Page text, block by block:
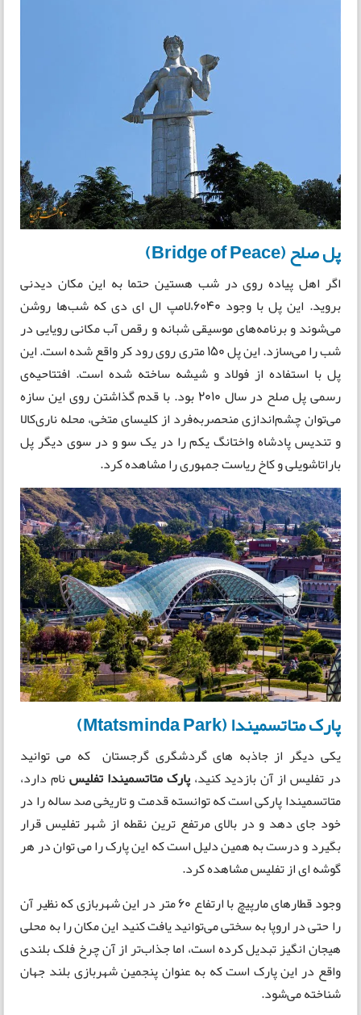
پل صلح (Bridge of Peace)
اگر اهل پیاده روی در شب هستین حتما به این مکان دیدنی
بروید. این پل با وجود 6040،لامپ ال ای دی که شب‌ها روشن
می‌شوند و برنامه‌های موسیقی شبانه و رقص آب مکانی رویایی در
شب را می‌سازد. این پل 150 متری روی رود کر واقع شده است. این
پل با استفاده از فولاد و شیشه ساخته شده است. افتتاحیه‌ی
رسمی پل صلح در سال 2010 بود. با قدم گذاشتن روی این سازه
می‌توان چشم‌اندازی منحصربه‌فرد از کلیسای متخی، محله‌ ناری‌کالا
و تندیس پادشاه واختانگ یکم را در یک سو و در سوی دیگر پل
باراتاشویلی و کاخ ریاست جمهوری را مشاهده کرد.
پارک متاتسمیندا (Mtatsminda Park)
یکی دیگر از جاذبه های گردشگری گرجستان که می توانید
در تفلیس از آن بازدید کنید،پارک متاتسمیندا تفلیسنام دارد،
متاتسمیندا پارکی است که توانسته قدمت و تاریخی صد ساله را در
خود جای دهد و در بالای مرتفع ترین نقطه از شهر تفلیس قرار
بگیرد و درست به همین دلیل است که این پارک را می توان در هر
گوشه ای از تفلیس مشاهده کرد.
وجود قطارهای مارپیچ با ارتفاع 60 متر در این شهربازی که نظیر آن
را حتی در اروپا به سختی می‌توانید یافت کنید این مکان را به محلی
هیجان انگیز تبدیل کرده است، اما جذاب‌تر از آن چرخ فلک بلندی
واقع در این پارک است که به عنوان پنجمین شهربازی بلند جهان
شناخته می‌شود.